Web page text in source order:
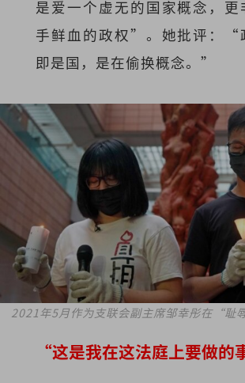
是爱一个虚无的国家概念，更
手鲜血的政权”。她批评：“
即是国，是在偷换概念。”
2021年5月作为支联会副主席邹幸彤在“耻
“这是我在这法庭上要做的